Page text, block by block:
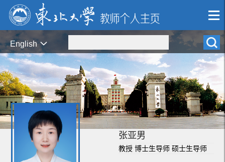
English
张亚男
教授 博士生导师 硕士生导师